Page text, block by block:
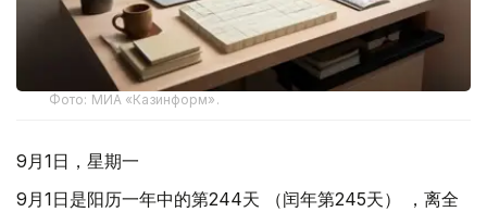
Фото: МИА «Казинформ».
9月1日，星期一
9月1日是阳历一年中的第244天 （闰年第245天） ，离全